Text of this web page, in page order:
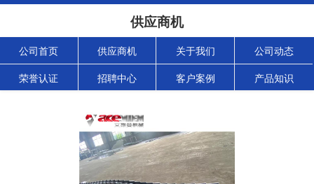
供应商机
公司首页 供应商机 关于我们 公司动态
荣誉认证 招聘中心 客户案例 产品知识